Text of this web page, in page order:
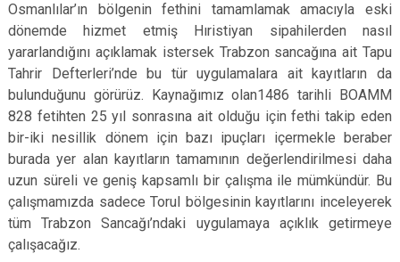
Torul
Osmanlılar’ın bölgenin fethini tamamlamak amacıyla eski
dönemde hizmet etmiş Hıristiyan sipahilerden nasıl
yararlandığını açıklamak istersek Trabzon sancağına ait Tapu
Tahrir Defterleri’nde bu tür uygulamalara ait kayıtların da
bulunduğunu görürüz. Kaynağımız olan1486 tarihli BOAMM
828 fetihten 25 yıl sonrasına ait olduğu için fethi takip eden
bir-iki nesillik dönem için bazı ipuçları içermekle beraber
burada yer alan kayıtların tamamının değerlendirilmesi daha
uzun süreli ve geniş kapsamlı bir çalışma ile mümkündür. Bu
çalışmamızda sadece Torul bölgesinin kayıtlarını inceleyerek
tüm Trabzon Sancağı’ndaki uygulamaya açıklık getirmeye
çalışacağız.